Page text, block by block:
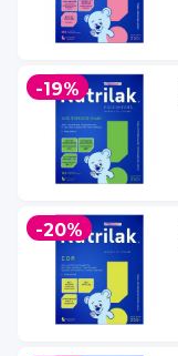
-19%
-20%